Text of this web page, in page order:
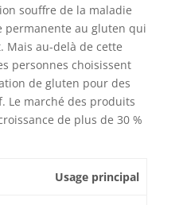
souffre de la maladie
au gluten qui
Mais au-delà de cette
personnes choisissent
de gluten pour des
Le marché des produits
de plus de 30 %
Usage principal